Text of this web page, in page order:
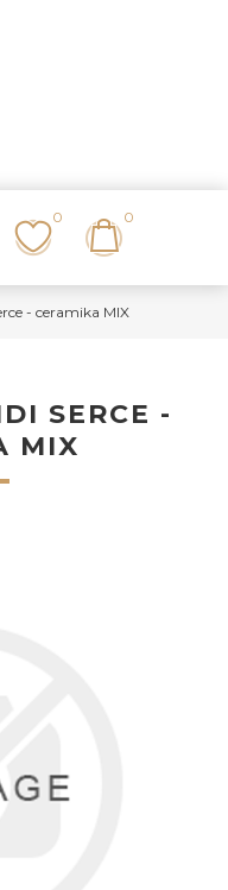
0 0
- ceramika MIX
SERCE -
MIX